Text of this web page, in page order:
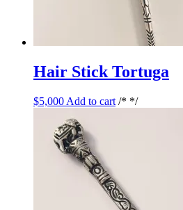
Hair Stick Tortuga
$5,000 Add to cart /* */